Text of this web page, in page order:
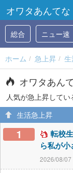
オワタあんてな
総合 ニュー速
ホーム 急上昇
オワタあん
人気が急上昇してい
生活急上昇
1
転校
ら私が
2026/08/07